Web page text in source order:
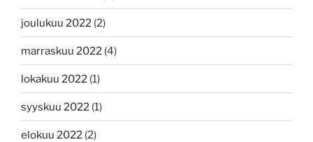
joulukuu 2022 (2)
marraskuu 2022 (4)
lokakuu 2022 (1)
syyskuu 2022 (1)
elokuu 2022 (2)